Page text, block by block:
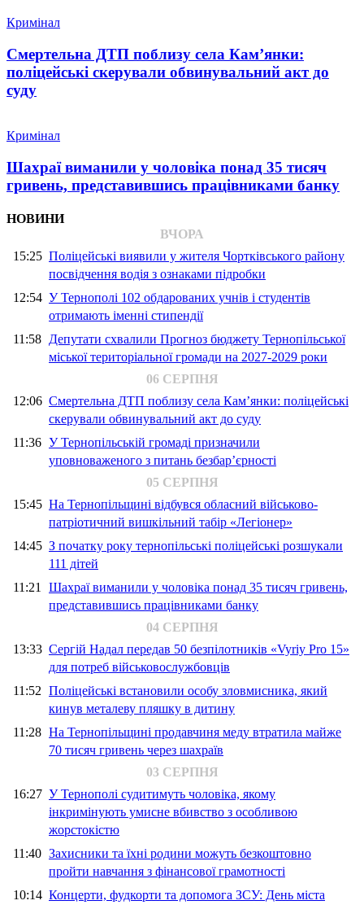
Кримінал
Смертельна ДТП поблизу села Кам’янки:
поліцейські скерували обвинувальний акт до
суду
Кримінал
Шахраї виманили у чоловіка понад 35 тисяч
гривень, представившись працівниками банку
НОВИНИ
ВЧОРА
15:25 Поліцейські виявили у жителя Чортківського району
посвідчення водія з ознаками підробки
12:54 У Тернополі 102 обдарованих учнів і студентів
отримають іменні стипендії
11:58 Депутати схвалили Прогноз бюджету Тернопільської
міської територіальної громади на 2027-2029 роки
06 СЕРПНЯ
12:06 Смертельна ДТП поблизу села Кам’янки: поліцейські
скерували обвинувальний акт до суду
11:36 У Тернопільській громаді призначили
уповноваженого з питань безбар’єрності
05 СЕРПНЯ
15:45 На Тернопільщині відбувся обласний військово-
патріотичний вишкільний табір «Легіонер»
14:45 З початку року тернопільські поліцейські розшукали
111 дітей
11:21 Шахраї виманили у чоловіка понад 35 тисяч гривень,
представившись працівниками банку
04 СЕРПНЯ
13:33 Сергій Надал передав 50 безпілотників «Vyriy Pro 15»
для потреб військовослужбовців
11:52 Поліцейські встановили особу зловмисника, який
кинув металеву пляшку в дитину
11:28 На Тернопільщині продавчиня меду втратила майже
70 тисяч гривень через шахраїв
03 СЕРПНЯ
16:27 У Тернополі судитимуть чоловіка, якому
інкримінують умисне вбивство з особливою
жорстокістю
11:40 Захисники та їхні родини можуть безкоштовно
пройти навчання з фінансової грамотності
10:14 Концерти, фудкорти та допомога ЗСУ: День міста